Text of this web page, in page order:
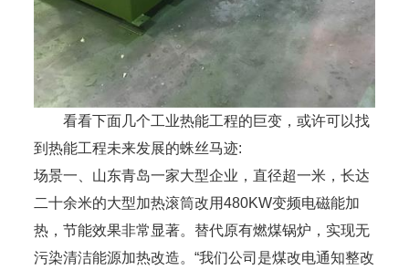
看看下面几个工业热能工程的巨变，或许可以找
到热能工程未来发展的蛛丝马迹:
场景一、山东青岛一家大型企业，直径超一米，长达
二十余米的大型加热滚筒改用480KW变频电磁能加
热，节能效果非常显著。替代原有燃煤锅炉，实现无
污染清洁能源加热改造。“我们公司是煤改电通知整改